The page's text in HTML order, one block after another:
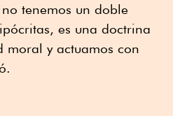
tenemos un doble
es una doctrina
moral y actuamos con